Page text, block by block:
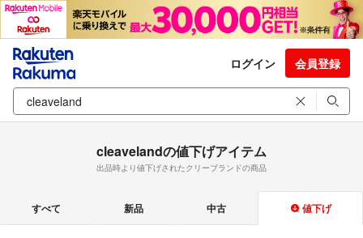
ログイン 会員登録
cleavelandの値下げアイテム
出品時より値下げされたクリーブランドの商品
すべて 新品 中古 値下げ